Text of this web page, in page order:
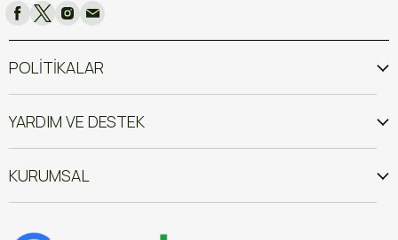
POLİTİKALAR
YARDIM VE DESTEK
KURUMSAL